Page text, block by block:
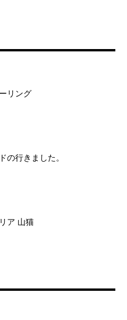
リング
の行きました。
ア 山猫